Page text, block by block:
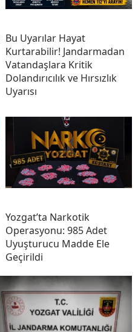
Bu Uyarılar Hayat
Kurtarabilir! Jandarmadan
Vatandaşlara Kritik
Dolandırıcılık ve Hırsızlık
Uyarısı
Yozgat’ta Narkotik
Operasyonu: 985 Adet
Uyuşturucu Madde Ele
Geçirildi